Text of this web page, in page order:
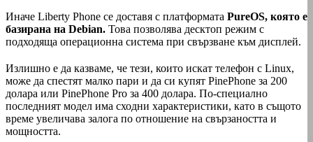
Иначе Liberty Phone се доставя с платформата PureOS, която е
базирана на Debian. Това позволява десктоп режим с
подходяща операционна система при свързване към дисплей.
Излишно е да казваме, че тези, които искат телефон с Linux,
може да спестят малко пари и да си купят PinePhone за 200
долара или PinePhone Pro за 400 долара. По-специално
последният модел има сходни характеристики, като в същото
време увеличава залога по отношение на свързаността и
мощността.